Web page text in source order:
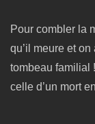
Pour combler la
qu’il meure et
tombeau familial
celle d’un mort